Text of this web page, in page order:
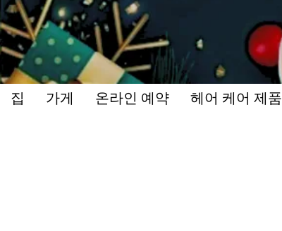
집 가게 온라인 예약 헤어 케어 제품